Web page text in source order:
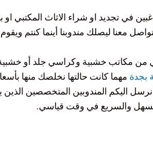
في تجديد او شراء الاثاث المكتبي
معنا ليصلك مندوبنا أينما كنتم
من مكاتب خشبية وكراسي جلد أو
بجدة مهما كانت حالتها نخلصك منها
اليكم المندوبين المتخصصين الذين
السهل والسريع في وقت قياسي.